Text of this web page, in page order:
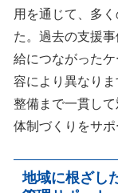
用を通じて、多
た。過去の支援
給につながった
容により異なり
整備まで一貫し
体制づくりをサポ
地域に根ざし